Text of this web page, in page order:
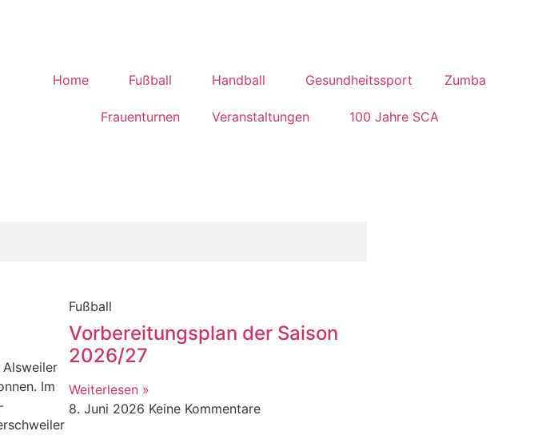
Home Fußball Handball Gesundheitssport Zumba
Frauenturnen Veranstaltungen 100 Jahre SCA
Im
Fußball
Vorbereitungsplan der Saison
2026/27
Weiterlesen »
8. Juni 2026 Keine Kommentare